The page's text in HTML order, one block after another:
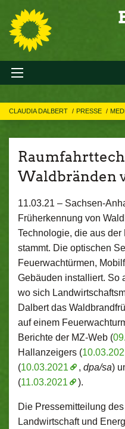
CLAUDIA DALBERT PRESSE
Waldbränden
11.03.21 – Sachsen-
Früherkennung von
Technologie, die aus
stammt. Die optischen
Feuerwachtürmen,
Gebäuden installiert. So
wo sich
Dalbert das
auf einem
Berichte der MZ-Web (
Hallanzeigers (
(10.03.2021 ,dpa/sa)
(11.03.2021 ).
Die Pressemitteilung
Landwirtschaft und